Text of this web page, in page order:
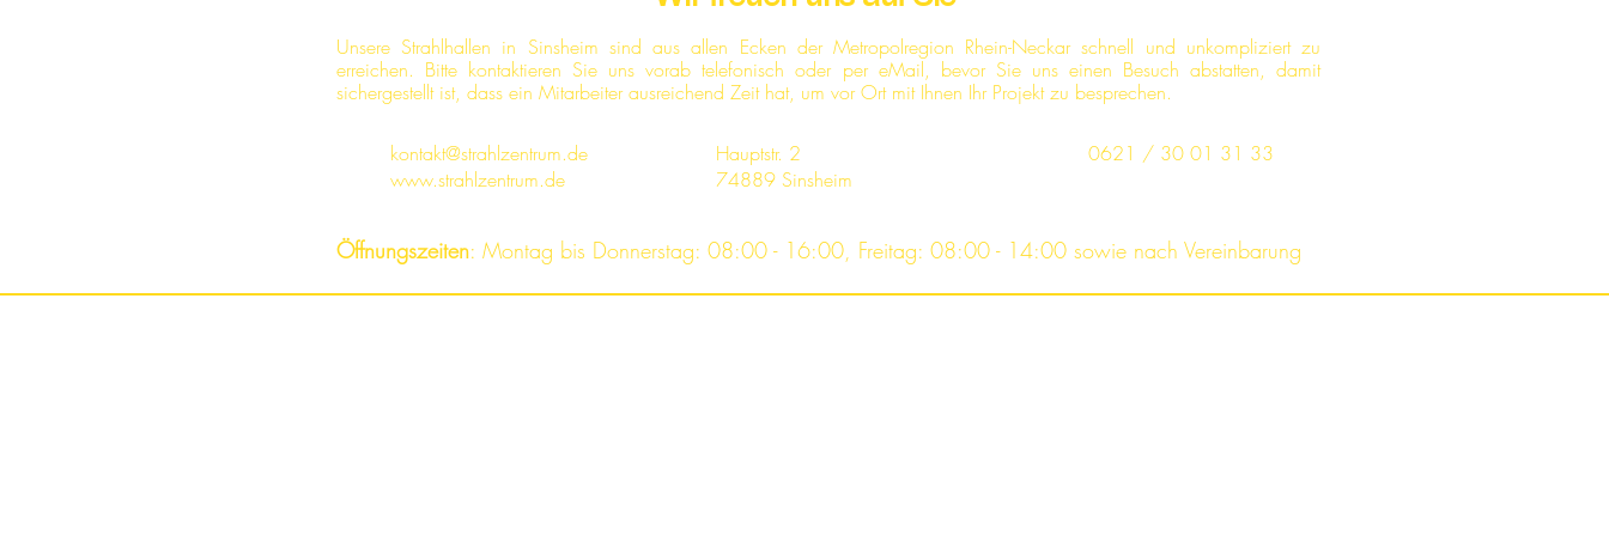
Unsere Strahlhallen in Sinsheim sind aus allen Ecken der Metropolregion Rhein-Neckar schnell und unkompliziert zu
erreichen. Bitte kontaktieren Sie uns vorab telefonisch oder per eMail, bevor Sie uns einen Besuch abstatten, damit
sichergestellt ist, dass ein Mitarbeiter ausreichend Zeit hat, um vor Ort mit Ihnen Ihr Projekt zu besprechen.
kontakt@strahlzentrum.de
www.strahlzentrum.de
Hauptstr. 2
74889 Sinsheim
0621 / 30 01 31 33
Öffnungszeiten: Montag bis Donnerstag: 08:00 - 16:00, Freitag: 08:00 - 14:00 sowie nach Vereinbarung